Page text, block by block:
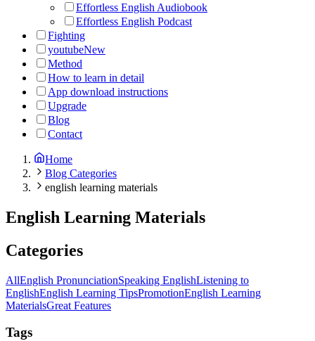
Effortless English Audiobook
Effortless English Podcast
Fighting
youtubeNew
Method
How to learn in detail
App download instructions
Upgrade
Blog
Contact
Home
Blog Categories
english learning materials
English Learning Materials
Categories
AllEnglish PronunciationSpeaking EnglishListening to
EnglishEnglish Learning TipsPromotionEnglish Learning
MaterialsGreat Features
Tags